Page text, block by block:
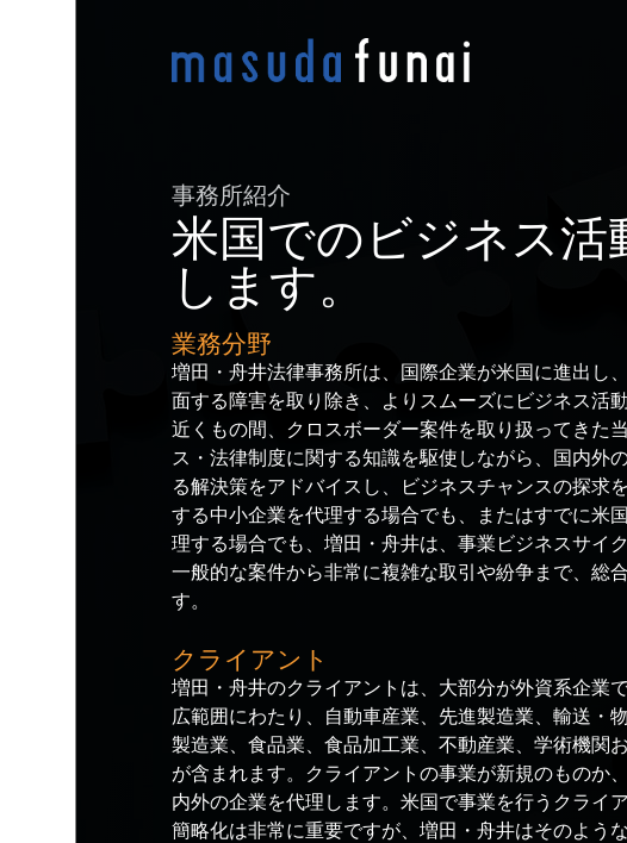
事務所紹介
米国でのビジネス活
します。
業務分野
増田・舟井法律事務所は、国際企業が米国に進出し
面する障害を取り除き、よりスムーズにビジネス活
近くもの間、クロスボーダー案件を取り扱ってきた
ス・法律制度に関する知識を駆使しながら、国内外
る解決策をアドバイスし、ビジネスチャンスの探求
する中小企業を代理する場合でも、またはすでに米
理する場合でも、増田・舟井は、事業ビジネスサイ
一般的な案件から非常に複雑な取引や紛争まで、総
す。
クライアント
増田・舟井のクライアントは、大部分が外資系企業
広範囲にわたり、自動車産業、先進製造業、輸送・
製造業、食品業、食品加工業、不動産業、学術機関
が含まれます。クライアントの事業が新規のものか
内外の企業を代理します。米国で事業を行うクライ
簡略化は非常に重要ですが、増田・舟井はそのよう